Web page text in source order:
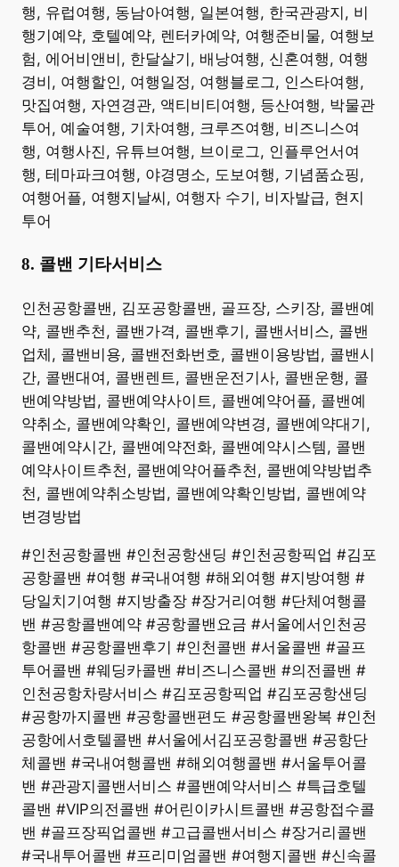
행, 유럽여행, 동남아여행, 일본여행, 한국관광지, 비
행기예약, 호텔예약, 렌터카예약, 여행준비물, 여행보
험, 에어비앤비, 한달살기, 배낭여행, 신혼여행, 여행
경비, 여행할인, 여행일정, 여행블로그, 인스타여행,
맛집여행, 자연경관, 액티비티여행, 등산여행, 박물관
투어, 예술여행, 기차여행, 크루즈여행, 비즈니스여
행, 여행사진, 유튜브여행, 브이로그, 인플루언서여
행, 테마파크여행, 야경명소, 도보여행, 기념품쇼핑,
여행어플, 여행지날씨, 여행자 수기, 비자발급, 현지
투어 ​
8. 콜밴 기타서비스
​인천공항콜밴, 김포공항콜밴, 골프장, 스키장, 콜밴예
약, 콜밴추천, 콜밴가격, 콜밴후기, 콜밴서비스, 콜밴
업체, 콜밴비용, 콜밴전화번호, 콜밴이용방법, 콜밴시
간, 콜밴대여, 콜밴렌트, 콜밴운전기사, 콜밴운행, 콜
밴예약방법, 콜밴예약사이트, 콜밴예약어플, 콜밴예
약취소, 콜밴예약확인, 콜밴예약변경, 콜밴예약대기,
콜밴예약시간, 콜밴예약전화, 콜밴예약시스템, 콜밴
예약사이트추천, 콜밴예약어플추천, 콜밴예약방법추
천, 콜밴예약취소방법, 콜밴예약확인방법, 콜밴예약
변경방법
#인천공항콜밴 #인천공항샌딩 #인천공항픽업 #김포
공항콜밴 #여행 #국내여행 #해외여행 #지방여행 #
당일치기여행 #지방출장 #장거리여행 #단체여행콜
밴 #공항콜밴예약 #공항콜밴요금 #서울에서인천공
항콜밴 #공항콜밴후기 #인천콜밴 #서울콜밴 #골프
투어콜밴 #웨딩카콜밴 #비즈니스콜밴 #의전콜밴 #
인천공항차량서비스 #김포공항픽업 #김포공항샌딩
#공항까지콜밴 #공항콜밴편도 #공항콜밴왕복 #인천
공항에서호텔콜밴 #서울에서김포공항콜밴 #공항단
체콜밴 #국내여행콜밴 #해외여행콜밴 #서울투어콜
밴 #관광지콜밴서비스 #콜밴예약서비스 #특급호텔
콜밴 #VIP의전콜밴 #어린이카시트콜밴 #공항접수콜
밴 #골프장픽업콜밴 #고급콜밴서비스 #장거리콜밴
#국내투어콜밴 #프리미엄콜밴 #여행지콜밴 #신속콜